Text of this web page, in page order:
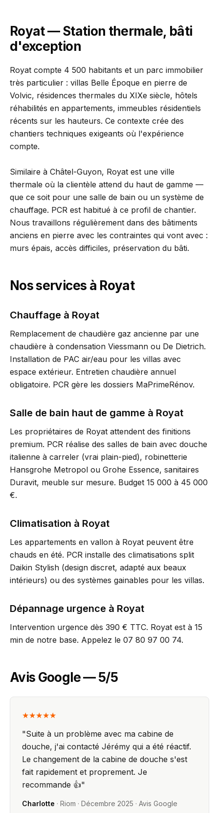
Royat — Station thermale, bâti
d'exception
Royat compte 4 500 habitants et un parc immobilier
très particulier : villas Belle Époque en pierre de
Volvic, résidences thermales du XIXe siècle, hôtels
réhabilités en appartements, immeubles résidentiels
récents sur les hauteurs. Ce contexte crée des
chantiers techniques exigeants où l'expérience
compte.
Similaire à Châtel-Guyon, Royat est une ville
thermale où la clientèle attend du haut de gamme —
que ce soit pour une salle de bain ou un système de
chauffage. PCR est habitué à ce profil de chantier.
Nous travaillons régulièrement dans des bâtiments
anciens en pierre avec les contraintes qui vont avec :
murs épais, accès difficiles, préservation du bâti.
Nos services à Royat
Chauffage à Royat
Remplacement de chaudière gaz ancienne par une
chaudière à condensation Viessmann ou De Dietrich.
Installation de PAC air/eau pour les villas avec
espace extérieur. Entretien chaudière annuel
obligatoire. PCR gère les dossiers MaPrimeRénov.
Salle de bain haut de gamme à Royat
Les propriétaires de Royat attendent des finitions
premium. PCR réalise des salles de bain avec douche
italienne à carreler (vrai plain-pied), robinetterie
Hansgrohe Metropol ou Grohe Essence, sanitaires
Duravit, meuble sur mesure. Budget 15 000 à 45 000
€.
Climatisation à Royat
Les appartements en vallon à Royat peuvent être
chauds en été. PCR installe des climatisations split
Daikin Stylish (design discret, adapté aux beaux
intérieurs) ou des systèmes gainables pour les villas.
Dépannage urgence à Royat
Intervention urgence dès 390 € TTC. Royat est à 15
min de notre base. Appelez le 07 80 97 00 74.
Avis Google — 5/5
★★★★★
"Suite à un problème avec ma cabine de
douche, j'ai contacté Jérémy qui a été réactif.
Le changement de la cabine de douche s'est
fait rapidement et proprement. Je
recommande 👍"
Charlotte · Riom · Décembre 2025 · Avis Google